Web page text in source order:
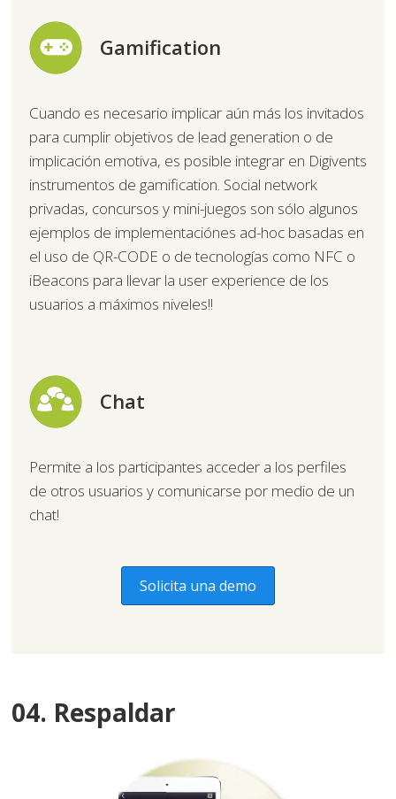
Gamification
Cuando es necesario implicar aún más los invitados
para cumplir objetivos de lead generation o de
implicación emotiva, es posible integrar en Digivents
instrumentos de gamification. Social network
privadas, concursos y mini-juegos son sólo algunos
ejemplos de implementaciónes ad-hoc basadas en
el uso de QR-CODE o de tecnologías como NFC o
iBeacons para llevar la user experience de los
usuarios a máximos niveles!!
Chat
Permite a los participantes acceder a los perfiles
de otros usuarios y comunicarse por medio de un
chat!
Solicita una demo
04. Respaldar